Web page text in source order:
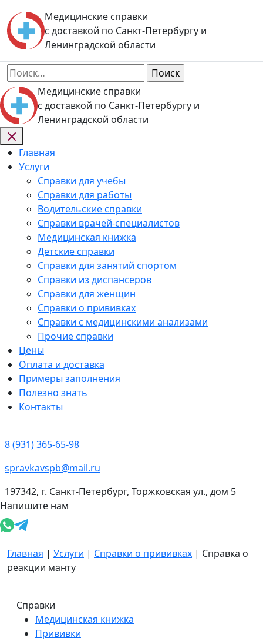
to
content
Медицинские справки
с доставкой по Санкт-Петербургу и
Ленинградской области
Найти:
Медицинские справки
с доставкой по Санкт-Петербургу и
Ленинградской области
Главная
Услуги
Справки для учебы
Справки для работы
Водительские справки
Справки врачей-специалистов
Медицинская книжка
Детские справки
Справки для занятий спортом
Справки из диспансеров
Справки для женщин
Справки о прививках
Справки с медицинскими анализами
Прочие справки
Цены
Оплата и доставка
Примеры заполнения
Полезно знать
Контакты
8 (931) 365-65-98
spravkavspb@mail.ru
197342, г. Санкт-Петербург, Торжковская ул., дом 5
Напишите нам
Главная | Услуги | Справки о прививках | Справка о
реакции манту
Справки
Медицинская книжка
Прививки